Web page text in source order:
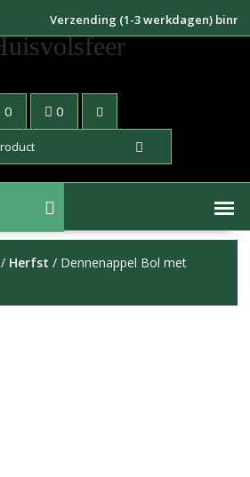
Verzending (1-3 werkdagen) binnen
0 0
/ Herfst / Dennenappel Bol met